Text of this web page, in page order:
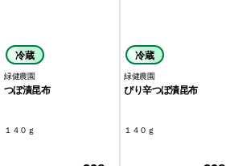
冷蔵
緑健農園
つぼ漬昆布
１４０ｇ
冷蔵
緑健農園
ぴり辛つぼ漬昆布
１４０ｇ